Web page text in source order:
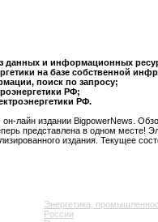
данных и информационных
на базе собственной
поиск по запросу;
РФ;
РФ.
лайн издании BigpowerNews.
представлена в одном месте!
издания. Текущее
Энергетика,
России